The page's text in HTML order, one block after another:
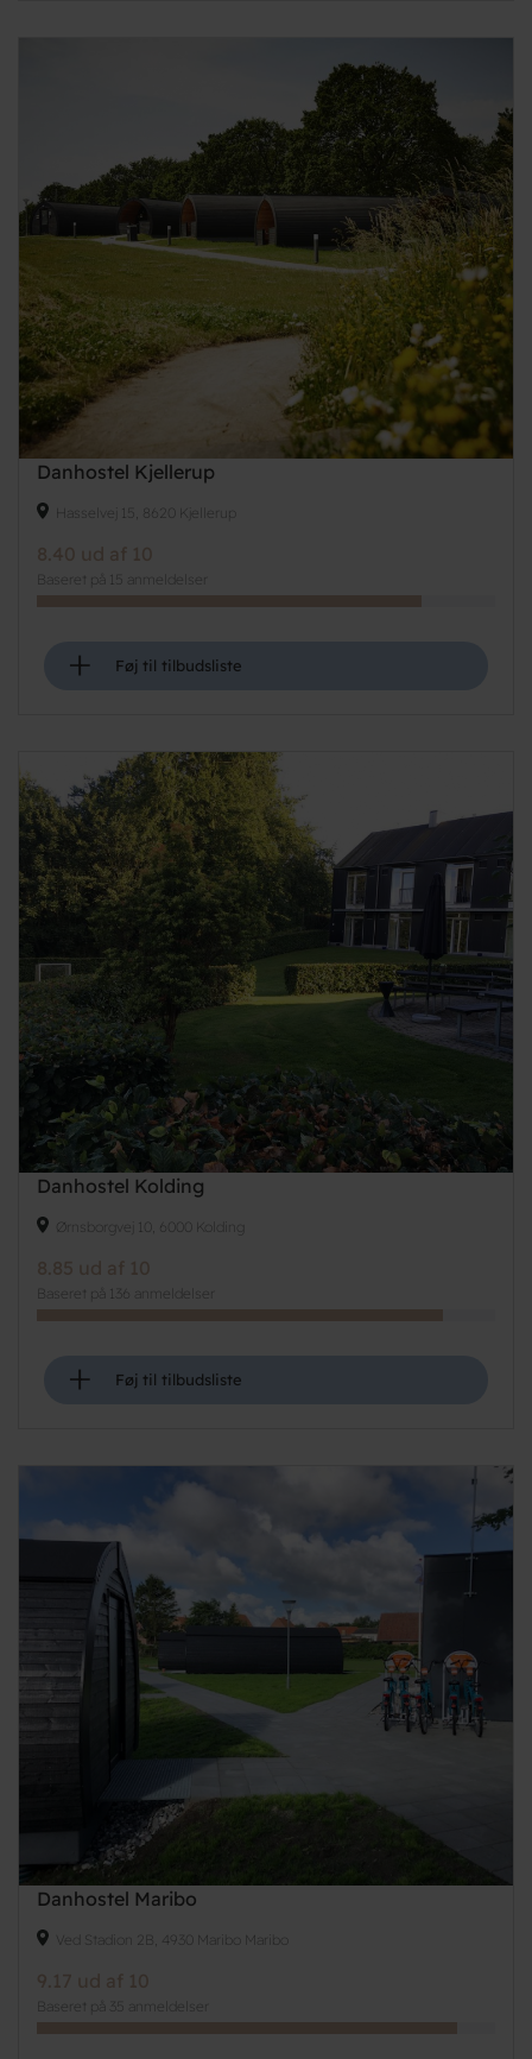
Danhostel Kjellerup
Hasselvej 15, 8620 Kjellerup
8.40 ud af 10
Baseret på 15 anmeldelser
+ Føj til tilbudsliste
Danhostel Kolding
Ørnsborgvej 10, 6000 Kolding
8.85 ud af 10
Baseret på 136 anmeldelser
+ Føj til tilbudsliste
Danhostel Maribo
Ved Stadion 2B, 4930 Maribo Maribo
9.17 ud af 10
Baseret på 35 anmeldelser